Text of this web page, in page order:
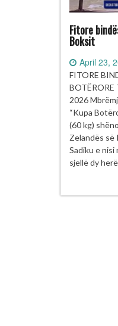
Fitore
Boksit
April 23,
FITORE
BOTËRORE
2026
“Kupa
(60 kg)
Zelandës së
Sadiku e nisi
sjellë dy